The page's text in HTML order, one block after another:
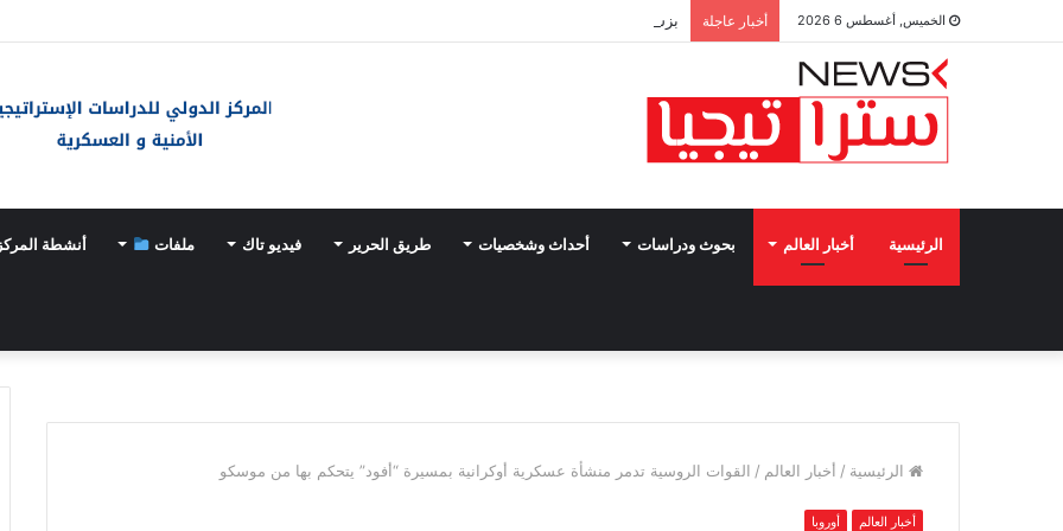
الخميس, أغسطس 6 2026 أخبار عاجلة بزشكيان: ندعم أي قرار يتخذه الفلسطينيون في مفاوضات غزة
الرئيسية أخبار العالم بحوث ودراسات أحداث وشخصيات طريق الحرير فيديو تاك ملفات أنشطة المركز
الرئيسية / أخبار العالم / القوات الروسية تدمر منشأة عسكرية أوكرانية بمسيرة “أفود” يتحكم بها من موسكو
أخبار العالم أوروبا